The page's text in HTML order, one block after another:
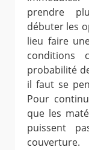
prendre
débuter les
lieu faire
conditions
probabilité
il faut se
Pour
que les
puissent
couverture.